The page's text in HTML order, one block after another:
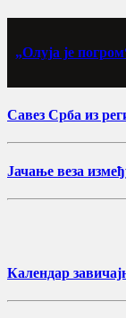
„Олуја је
Савез Срба из
Јачање веза
Календар